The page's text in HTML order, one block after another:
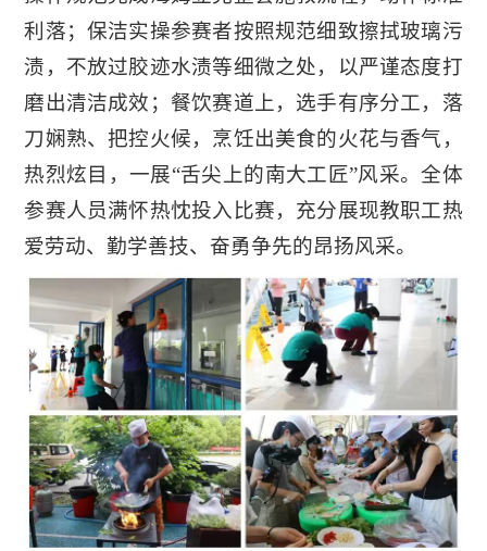
利落；保洁实操参赛者按照规范细致擦拭玻璃污
渍，不放过胶迹水渍等细微之处，以严谨态度打
磨出清洁成效；餐饮赛道上，选手有序分工，落
刀娴熟、把控火候，烹饪出美食的火花与香气，
热烈炫目，一展“舌尖上的南大工匠”风采。全体
参赛人员满怀热忱投入比赛，充分展现教职工热
爱劳动、勤学善技、奋勇争先的昂扬风采。